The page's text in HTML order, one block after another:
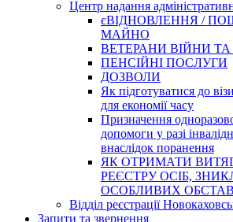
Центр надання
єВІДНОВЛЕННЯ /
МАЙНО
ВЕТЕРАНИ ВІЙНИ
ПЕНСІЙНІ ПОСЛУГИ
ДОЗВОЛИ
Як підготуватися до
для економії часу
Призначення
допомоги у разі
внаслідок поранення
ЯК ОТРИМАТИ
РЕЄСТРУ ОСІБ,
ОСОБЛИВИХ
Відділ реєстрації
Запити та звернення